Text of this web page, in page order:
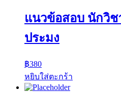
แนวข้อสอบ นักวิช
ประมง
฿380
หยิบใส่ตะกร้า